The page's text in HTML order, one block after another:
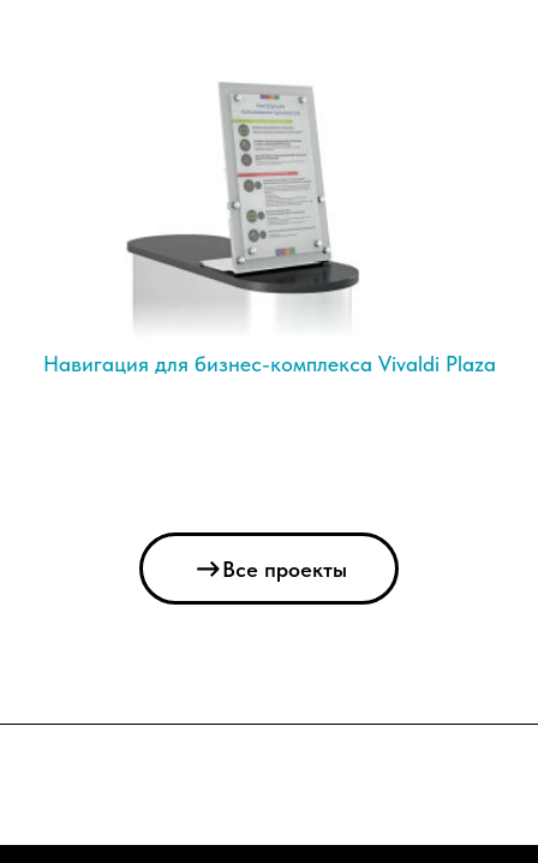
Навигация для бизнес-комплекса Vivaldi Plaza
Все проекты